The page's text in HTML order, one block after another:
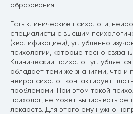
образования.
Есть клинические психологи,
специалисты с высшим
(квалификацией), углубленно
психологии, которые тесно
Клинический психолог
обладает теми же знаниями, что и
нейропсихолог контактирует
проблемами. При этом такой
психолог, не может выписывать
лекарств. Для этого ему нужно